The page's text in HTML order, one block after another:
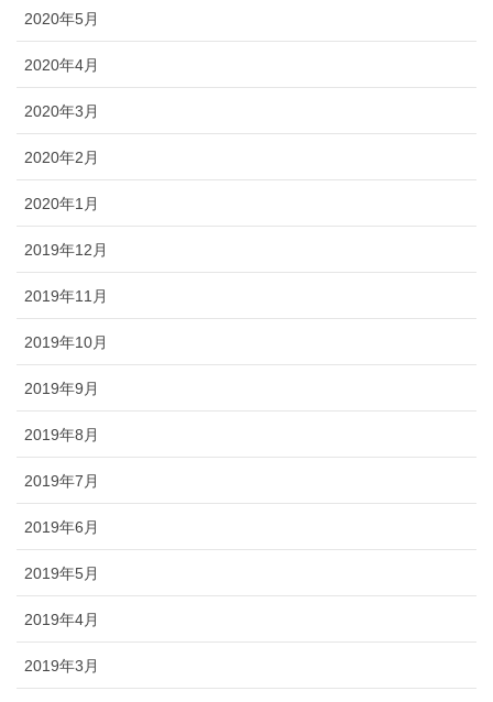
2020年5月
2020年4月
2020年3月
2020年2月
2020年1月
2019年12月
2019年11月
2019年10月
2019年9月
2019年8月
2019年7月
2019年6月
2019年5月
2019年4月
2019年3月